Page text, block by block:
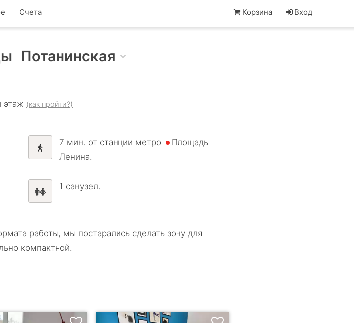
Счета Корзина Вход
Потанинская
этаж (как пройти?)
7 мин. от станции метро
Площадь
Ленина.
1 санузел.
работы, мы постарались сделать зону для
компактной.